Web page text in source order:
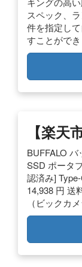
スペック、
件を指定し
すことができ
【楽
BUFFALO
SSD ポータ
認済み]
14,938 円 送
（ビックカ